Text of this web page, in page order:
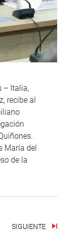
– Italia,
recibe al
María del
de la
SIGUIENTE